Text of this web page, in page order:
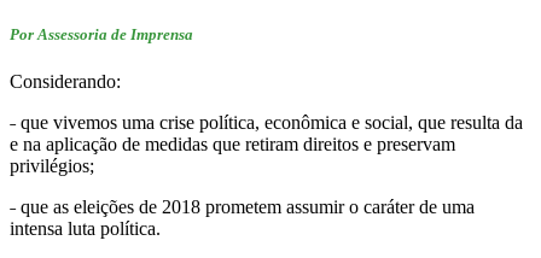
Por Assessoria de Imprensa
Considerando:
˗ que vivemos uma crise política, econômica e social, que resulta da
e na aplicação de medidas que retiram direitos e preservam
privilégios;
˗ que as eleições de 2018 prometem assumir o caráter de uma
intensa luta política.